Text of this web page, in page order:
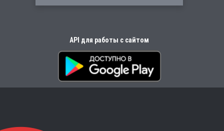
API для работы с сайтом